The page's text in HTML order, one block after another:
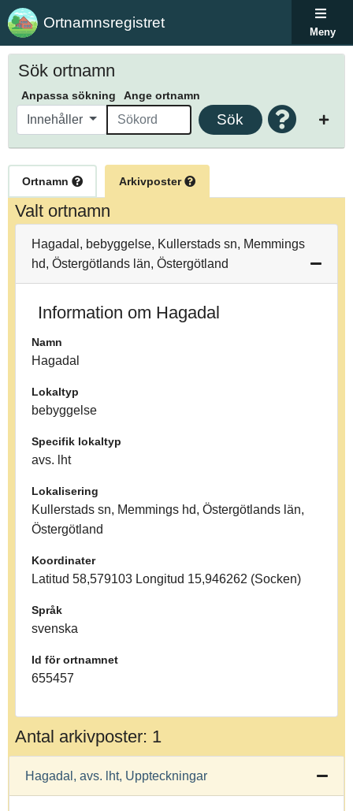
Ortnamnsregistret
Meny
Sök ortnamn
Anpassa sökning Ange ortnamn
Innehåller Sök
Ortnamn Arkivposter
Valt ortnamn
Hagadal, bebyggelse, Kullerstads sn, Memmings
hd, Östergötlands län, Östergötland
Information om Hagadal
Namn
Hagadal
Lokaltyp
bebyggelse
Specifik lokaltyp
avs. lht
Lokalisering
Kullerstads sn, Memmings hd, Östergötlands län,
Östergötland
Koordinater
Latitud 58,579103 Longitud 15,946262 (Socken)
Språk
svenska
Id för ortnamnet
655457
Antal arkivposter: 1
Hagadal, avs. lht, Uppteckningar